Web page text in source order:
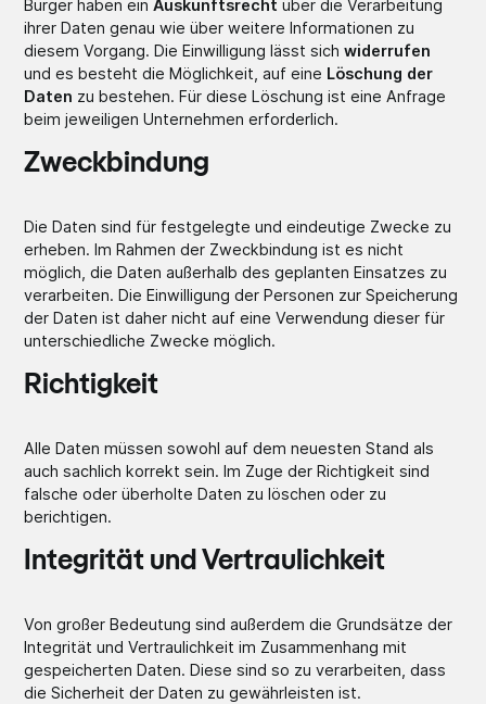
Bürger haben einAuskunftsrecht über die Verarbeitung
ihrer Daten genau wie über weitere Informationen zu
diesem Vorgang. Die Einwilligung lässt sichwiderrufen
und es besteht die Möglichkeit, auf eine Löschung der
Daten zu bestehen. Für diese Löschung ist eine Anfrage
beim jeweiligen Unternehmen erforderlich.
Zweckbindung
Die Daten sind für festgelegte und eindeutige Zwecke zu
erheben. Im Rahmen der Zweckbindung ist es nicht
möglich, die Daten außerhalb des geplanten Einsatzes zu
verarbeiten. Die Einwilligung der Personen zur Speicherung
der Daten ist daher nicht auf eine Verwendung dieser für
unterschiedliche Zwecke möglich.
Richtigkeit
Alle Daten müssen sowohl auf dem neuesten Stand als
auch sachlich korrekt sein. Im Zuge der Richtigkeit sind
falsche oder überholte Daten zu löschen oder zu
berichtigen.
Integrität und Vertraulichkeit
Von großer Bedeutung sind außerdem die Grundsätze der
Integrität und Vertraulichkeit im Zusammenhang mit
gespeicherten Daten. Diese sind so zu verarbeiten, dass
die Sicherheit der Daten zu gewährleisten ist.